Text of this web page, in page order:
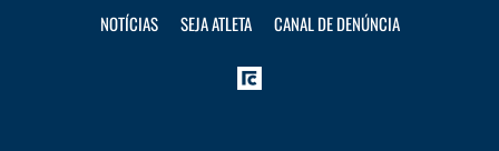
NOTÍCIAS SEJA ATLETA CANAL DE DENÚNCIA